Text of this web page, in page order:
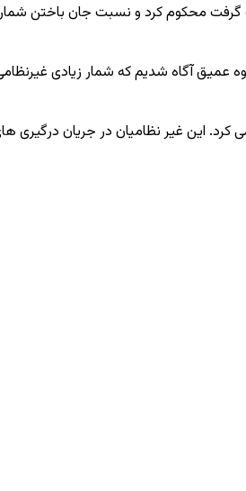
گرفت محکوم کرد و نسبت جان باختن
عمیق آگاه شدیم که شمار زیادی
این غیر نظامیان در جریان